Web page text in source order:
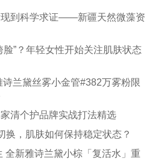
现到科学求证——新疆天然微藻资
脸”？年轻女性开始关注肌肤状态
兰黛丝雾小金管#382万雾粉限
清个护品牌实战打法精选
换，肌肤如何保持稳定状态？
全新雅诗兰黛小棕「复活水」重